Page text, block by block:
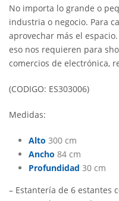
No importa lo grande o
industria o negocio. Para
aprovechar más el
eso nos requieren para
comercios de electrónica,
(CODIGO: ES303006)
Medidas:
Alto 300 cm
Ancho 84 cm
Profundidad 30 cm
– Estantería de 6 estantes